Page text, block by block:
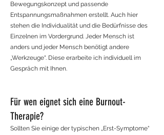
Bewegungskonzept und passende
Entspannungsmaßnahmen erstellt. Auch hier
stehen die Individualität und die Bedürfnisse des
Einzelnen im Vordergrund. Jeder Mensch ist
anders und jeder Mensch benötigt andere
„Werkzeuge“. Diese erarbeite ich individuell im
Gespräch mit Ihnen.
Für wen eignet sich eine Burnout-
Therapie?
Sollten Sie einige der typischen „Erst-Symptome“